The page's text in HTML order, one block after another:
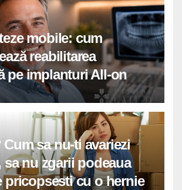
mobile: cum
reabilitarea
pe implanturi All-on
Cum sa nu-ti avariezi
nu zgarii podeaua
pricopsesti cu o hernie